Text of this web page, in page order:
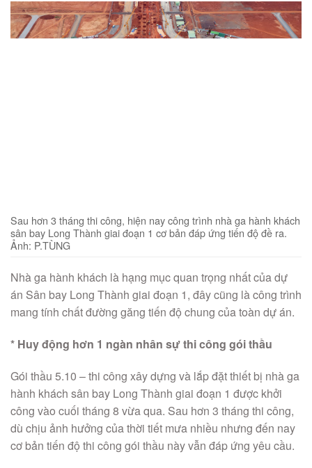
Sau hơn 3 tháng thi công, hiện nay công trình nhà ga hành khách
sân bay Long Thành giai đoạn 1 cơ bản đáp ứng tiến độ đề ra.
Ảnh: P.TÙNG
Nhà ga hành khách là hạng mục quan trọng nhất của dự
án Sân bay Long Thành giai đoạn 1, đây cũng là công trình
mang tính chất đường găng tiến độ chung của toàn dự án.
* Huy động hơn 1 ngàn nhân sự thi công gói thầu
Gói thầu 5.10 – thi công xây dựng và lắp đặt thiết bị nhà ga
hành khách sân bay Long Thành giai đoạn 1 được khởi
công vào cuối tháng 8 vừa qua. Sau hơn 3 tháng thi công,
dù chịu ảnh hưởng của thời tiết mưa nhiều nhưng đến nay
cơ bản tiến độ thi công gói thầu này vẫn đáp ứng yêu cầu.